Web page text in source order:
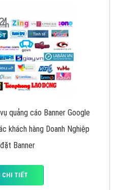
quảng cáo Banner Google
khách hàng Doanh Nghiệp
Banner
CHI TIẾT